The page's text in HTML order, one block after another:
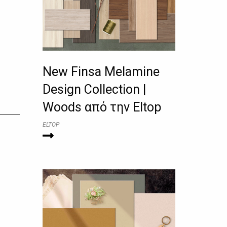
New Finsa Melamine
Design Collection |
Woods από την Eltop
ELTOP